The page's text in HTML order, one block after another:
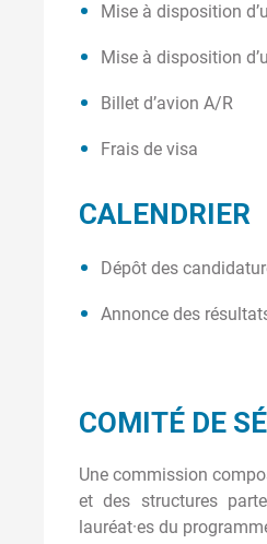
Mise à disposition
Mise à disposition
Billet d’avion A/R
Frais de visa
CALENDRIER
Dépôt des
Annonce des
COMITÉ DE
Une commission
et des structures
lauréat·es du